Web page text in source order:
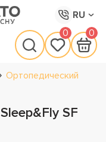
RU
0 0
Ортопедический
SF